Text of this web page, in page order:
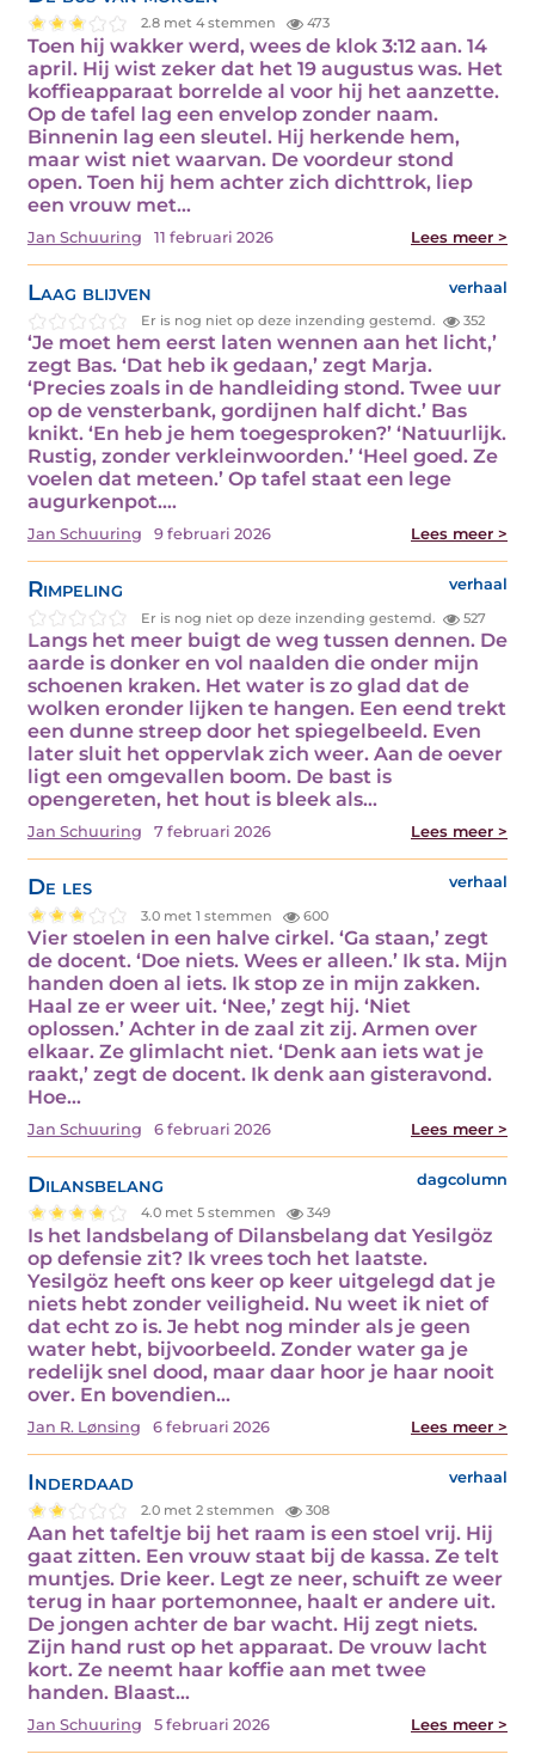
2.8 met 4 stemmen 473
Toen hij wakker werd, wees de klok 3:12 aan. 14
april. Hij wist zeker dat het 19 augustus was. Het
koffieapparaat borrelde al voor hij het aanzette.
Op de tafel lag een envelop zonder naam.
Binnenin lag een sleutel. Hij herkende hem,
maar wist niet waarvan. De voordeur stond
open. Toen hij hem achter zich dichttrok, liep
een vrouw met…
Jan Schuuring 11 februari 2026 Lees meer >
Laag blijven verhaal
Er is nog niet op deze inzending gestemd. 352
‘Je moet hem eerst laten wennen aan het licht,’
zegt Bas. ‘Dat heb ik gedaan,’ zegt Marja.
‘Precies zoals in de handleiding stond. Twee uur
op de vensterbank, gordijnen half dicht.’ Bas
knikt. ‘En heb je hem toegesproken?’ ‘Natuurlijk.
Rustig, zonder verkleinwoorden.’ ‘Heel goed. Ze
voelen dat meteen.’ Op tafel staat een lege
augurkenpot.…
Jan Schuuring 9 februari 2026 Lees meer >
Rimpeling verhaal
Er is nog niet op deze inzending gestemd. 527
Langs het meer buigt de weg tussen dennen. De
aarde is donker en vol naalden die onder mijn
schoenen kraken. Het water is zo glad dat de
wolken eronder lijken te hangen. Een eend trekt
een dunne streep door het spiegelbeeld. Even
later sluit het oppervlak zich weer. Aan de oever
ligt een omgevallen boom. De bast is
opengereten, het hout is bleek als…
Jan Schuuring 7 februari 2026 Lees meer >
De les verhaal
3.0 met 1 stemmen 600
Vier stoelen in een halve cirkel. ‘Ga staan,’ zegt
de docent. ‘Doe niets. Wees er alleen.’ Ik sta. Mijn
handen doen al iets. Ik stop ze in mijn zakken.
Haal ze er weer uit. ‘Nee,’ zegt hij. ‘Niet
oplossen.’ Achter in de zaal zit zij. Armen over
elkaar. Ze glimlacht niet. ‘Denk aan iets wat je
raakt,’ zegt de docent. Ik denk aan gisteravond.
Hoe…
Jan Schuuring 6 februari 2026 Lees meer >
Dilansbelang dagcolumn
4.0 met 5 stemmen 349
Is het landsbelang of Dilansbelang dat Yesilgöz
op defensie zit? Ik vrees toch het laatste.
Yesilgöz heeft ons keer op keer uitgelegd dat je
niets hebt zonder veiligheid. Nu weet ik niet of
dat echt zo is. Je hebt nog minder als je geen
water hebt, bijvoorbeeld. Zonder water ga je
redelijk snel dood, maar daar hoor je haar nooit
over. En bovendien…
Jan R. Lønsing 6 februari 2026 Lees meer >
Inderdaad verhaal
2.0 met 2 stemmen 308
Aan het tafeltje bij het raam is een stoel vrij. Hij
gaat zitten. Een vrouw staat bij de kassa. Ze telt
muntjes. Drie keer. Legt ze neer, schuift ze weer
terug in haar portemonnee, haalt er andere uit.
De jongen achter de bar wacht. Hij zegt niets.
Zijn hand rust op het apparaat. De vrouw lacht
kort. Ze neemt haar koffie aan met twee
handen. Blaast…
Jan Schuuring 5 februari 2026 Lees meer >